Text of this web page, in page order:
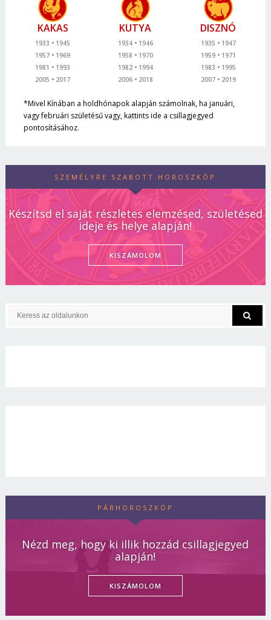
KAKAS
1933
1945
1957
1969
1981
1993
2005
2017
KUTYA
1934
1946
1958
1970
1982
1994
2006
2018
DISZNÓ
1935
1947
1959
1971
1983
1995
2007
2019
*Mivel Kínában a holdhónapok alapján számolnak, ha januári,
vagy februári születésű vagy, kattints ide a csillagjegyed
pontosításához.
SZEMÉLYRE SZABOTT HOROSZKÓP
Készítsd el saját részletes elemzésed, születésed
ideje és helye alapján!
KISZÁMOLOM
PÁRHOROSZKÓP
Nézd meg, hogy ki illik hozzád csillagjegyed
alapján!
KISZÁMOLOM